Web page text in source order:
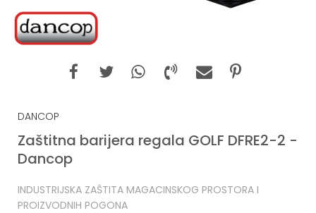
DANCOP
Zaštitna barijera regala GOLF DFRE2-2 -
Dancop
INDUSTRIJSKA ZAŠTITA MAGACINSKOG PROSTORA I
PROIZVODNIH POGONA